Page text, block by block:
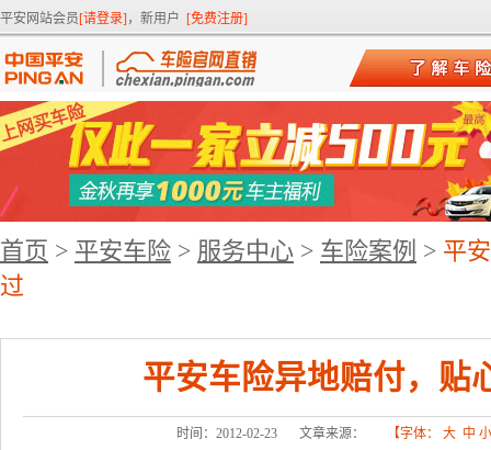
平安网站会员[请登录] ，新用户 [免费注册]
首页 > 平安车险 > 服务中心 > 车险案例 > 平
过
平安车险异地赔付，贴
时间：2012-02-23 文章来源： 【字体： 大 中 小